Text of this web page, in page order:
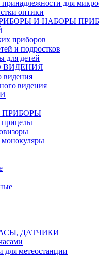
для
оптики
И НАБОРЫ
приборов
и подростков
для детей
ВИДЕНИЯ
видения
видения
прицелы
ДАТЧИКИ
метеостанции